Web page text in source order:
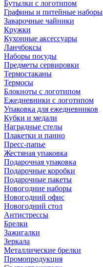
Бутылки с логотипом
Графины и питейные наборы
Заварочные чайники
Кружки
Кухонные аксессуары
Ланчбоксы
Наборы посуды
Предметы сервировки
Термостаканы
Термосы
Блокноты с логотипом
Ежедневники с логотипом
Упаковка для ежедневников
Кубки и медали
Наградные стелы
Плакетки и панно
Пресс-папье
Жестяная упаковка
Подарочная упаковка
Подарочные коробки
Подарочные пакеты
Новогодние наборы
Новогодний офис
Новогодний стол
Антистрессы
Брелки
Зажигалки
Зеркала
Металлические брелки
Промопродукция